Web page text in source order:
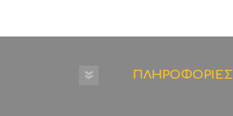
ΠΛΗΡΟΦΟΡΙΕΣ